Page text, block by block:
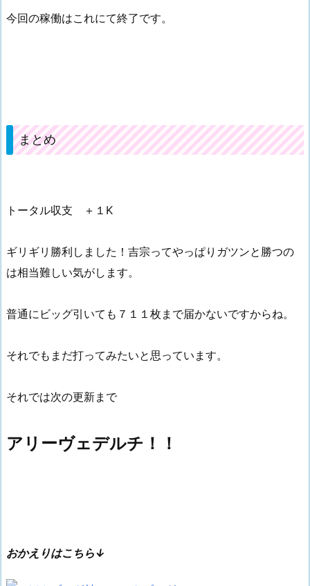
今回の稼働はこれにて終了です。
まとめ
トータル収支 ＋１K
ギリギリ勝利しました！吉宗ってやっぱりガツンと勝つの
は相当難しい気がします。
普通にビッグ引いても７１１枚まで届かないですからね。
それでもまだ打ってみたいと思っています。
それでは次の更新まで
アリーヴェデルチ！！
おかえりはこちら↓